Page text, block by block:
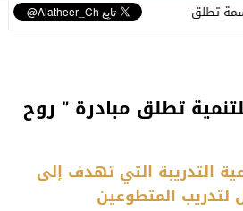
عم بنساك”.. أغنية مصوّرة تحوّل وجع الفراق
تطلق مبادرة ” روح
التدريبة التي تهدف إلى